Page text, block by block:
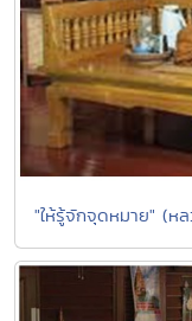
"ให้รู้จักจุดหมาย" (ห